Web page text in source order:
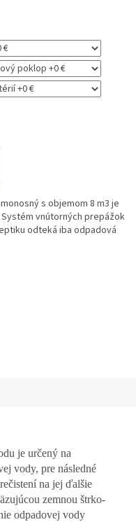
s objemom 8 m3 je
vnútorných prepážok
odteká iba odpadová
je určený na
vody, pre následné
na jej ďalšie
zemnou štrko-
odpadovej vody